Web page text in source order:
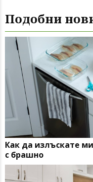
Подобни
Как да излъскате
с брашно